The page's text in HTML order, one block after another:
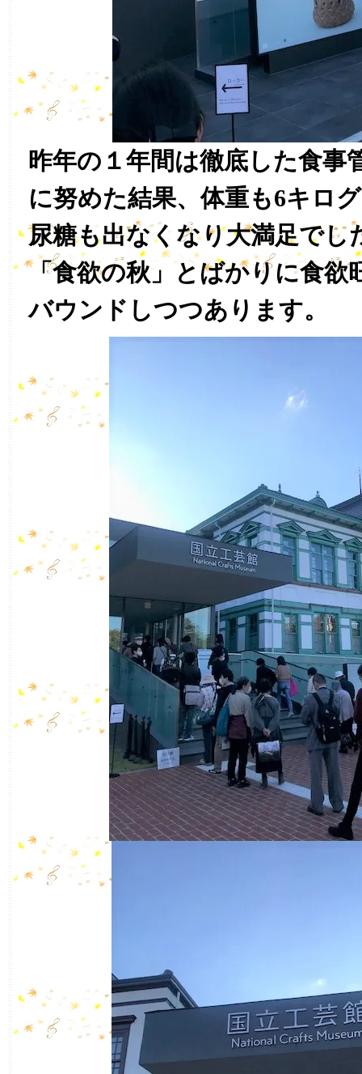
昨年の１年間は徹底した食事
に努めた結果、体重も6キロ
尿糖も出なくなり大満足でし
「食欲の秋」とばかりに食欲
バウンドしつつあります。